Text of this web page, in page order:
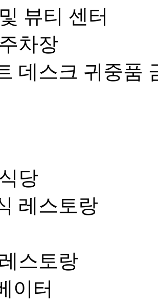
뷰티 센터
차장
데스크 귀중품
당
레스토랑
스토랑
이터